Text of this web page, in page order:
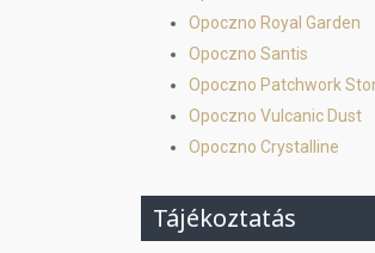
Opoczno Royal Garden
Opoczno Santis
Opoczno Patchwork
Opoczno Vulcanic Dust
Opoczno Crystalline
Tájékoztatás